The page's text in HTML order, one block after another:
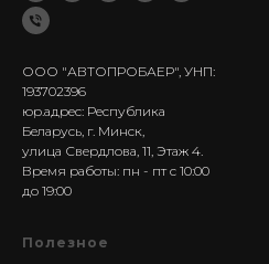
ООО "АВТОПРОБАЕР", УНП:
193702396
юр.адрес: Республика
Беларусь, г. Минск,
улица Свердлова, 11, Этаж 4.
Время работы: пн - пт с 10:00
до 19:00
Полезное